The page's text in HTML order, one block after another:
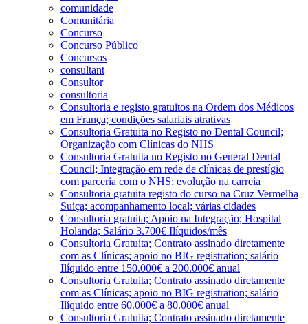
comunidade
Comunitária
Concurso
Concurso Público
Concursos
consultant
Consultor
consultoria
Consultoria e registo gratuitos na Ordem dos Médicos
em França; condições salariais atrativas
Consultoria Gratuita no Registo no Dental Council;
Organização com Clínicas do NHS
Consultoria Gratuita no Registo no General Dental
Council; Integração em rede de clínicas de prestígio
com parceria com o NHS; evolução na carreia
Consultoria gratuita registo do curso na Cruz Vermelha
Suíça; acompanhamento local; várias cidades
Consultoria gratuita; Apoio na Integração; Hospital
Holanda; Salário 3.700€ Ilíquidos/mês
Consultoria Gratuita; Contrato assinado diretamente
com as Clínicas; apoio no BIG registration; salário
Ilíquido entre 150.000€ a 200.000€ anual
Consultoria Gratuita; Contrato assinado diretamente
com as Clínicas; apoio no BIG registration; salário
Ilíquido entre 60.000€ a 80.000€ anual
Consultoria Gratuita; Contrato assinado diretamente